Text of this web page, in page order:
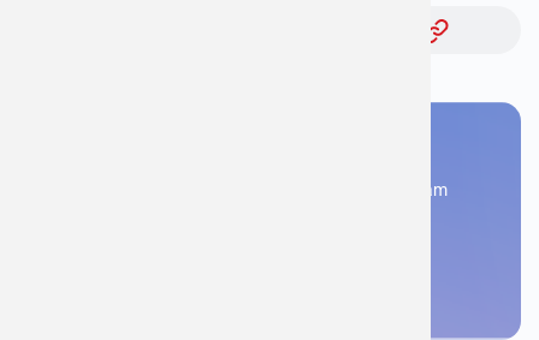
Đăng kí ngay để được các chuyên gia tư vấn và khám